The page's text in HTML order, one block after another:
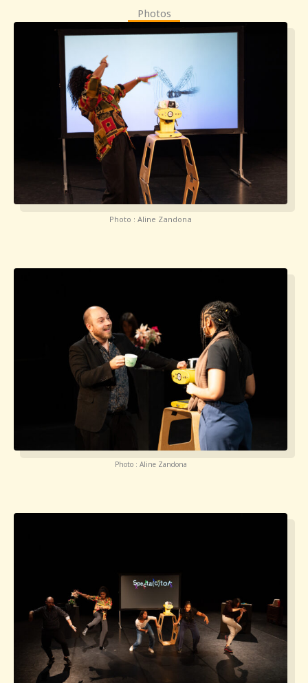
Photos
Photo : Aline Zandona
Photo : Aline Zandona